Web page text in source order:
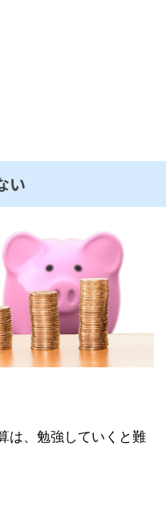
い
は、勉強していくと難